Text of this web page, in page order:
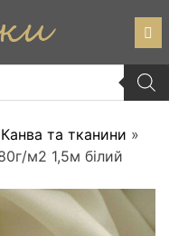
Канва та тканини »
м2 1,5м білий